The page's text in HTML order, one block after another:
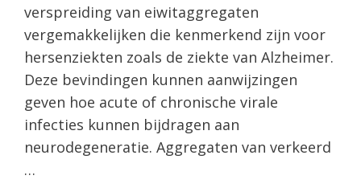
verspreiding van eiwitaggregaten
vergemakkelijken die kenmerkend zijn voor
hersenziekten zoals de ziekte van Alzheimer.
Deze bevindingen kunnen aanwijzingen
geven hoe acute of chronische virale
infecties kunnen bijdragen aan
neurodegeneratie. Aggregaten van verkeerd
…